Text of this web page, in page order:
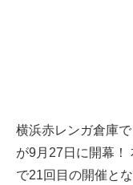
横浜赤レンガ倉庫で
が9月27日に開幕！
で21回目の開催と